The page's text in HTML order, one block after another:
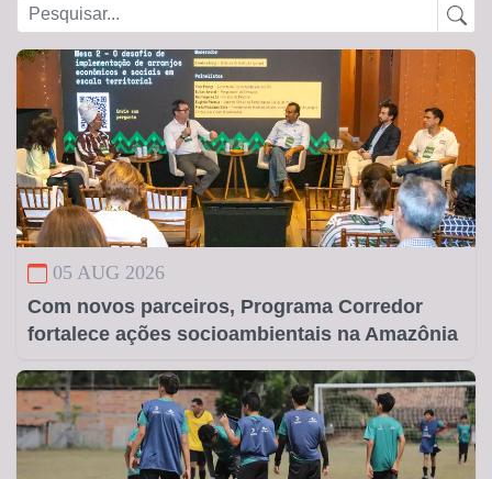
05 AUG 2026
Com novos parceiros, Programa Corredor
fortalece ações socioambientais na Amazônia